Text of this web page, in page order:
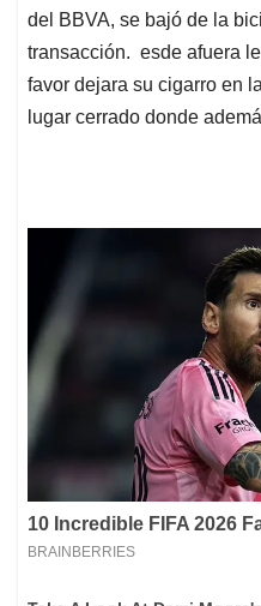
del BBVA, se bajó de la
transacción. esde afuera
favor dejara su cigarro en
lugar cerrado donde